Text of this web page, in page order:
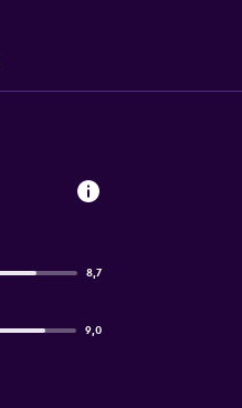
8,7
9,0